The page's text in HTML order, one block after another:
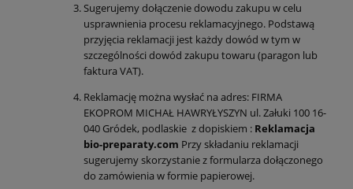
Sugerujemy dołączenie dowodu zakupu w celu
usprawnienia procesu reklamacyjnego. Podstawą
przyjęcia reklamacji jest każdy dowód w tym w
szczególności dowód zakupu towaru (paragon lub
faktura VAT).
Reklamację można wysłać na adres: FIRMA
EKOPROM MICHAŁ HAWRYŁYSZYN ul. Załuki 100 16-
040 Gródek, podlaskie z dopiskiem : Reklamacja
bio-preparaty.com Przy składaniu reklamacji
sugerujemy skorzystanie z formularza dołączonego
do zamówienia w formie papierowej.